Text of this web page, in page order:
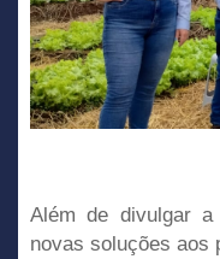
Além de divulgar
novas soluções aos